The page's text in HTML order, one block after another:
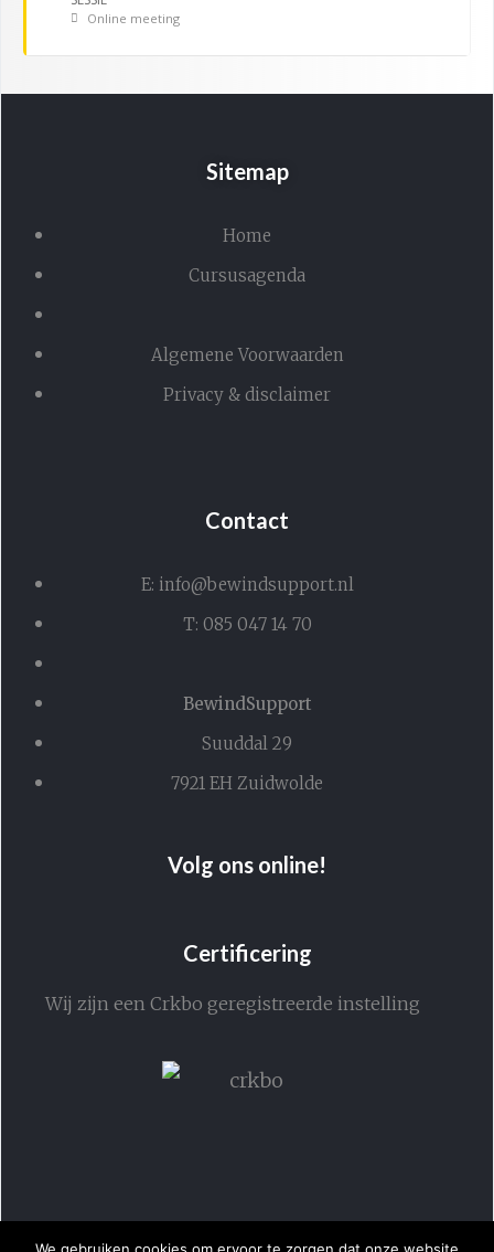
Online meeting
Sitemap
Home
Cursusagenda
Algemene Voorwaarden
Privacy & disclaimer
Contact
E: info@bewindsupport.nl
T: 085 047 14 70
BewindSupport
Suuddal 29
7921 EH Zuidwolde
Volg ons online!
Certificering
Wij zijn een Crkbo geregistreerde instelling